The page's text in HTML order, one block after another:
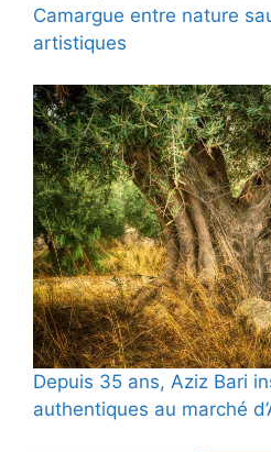
Camargue entre nature
artistiques
Depuis 35 ans, Aziz Bari
authentiques au marché